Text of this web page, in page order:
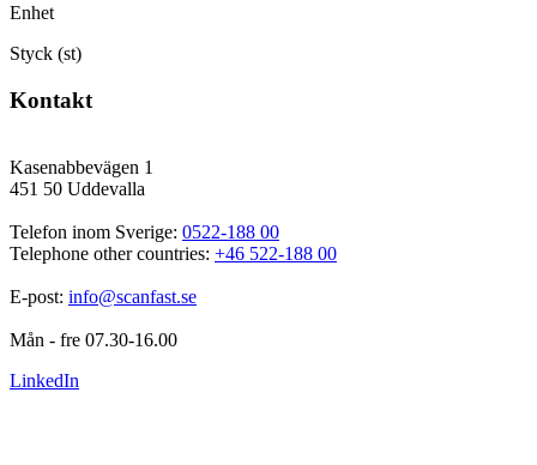
Enhet
Styck (st)
Kontakt
Kasenabbevägen 1
451 50 Uddevalla
Telefon inom Sverige: 0522-188 00
Telephone other countries: +46 522-188 00
E-post: info@scanfast.se
Mån - fre 07.30-16.00
LinkedIn